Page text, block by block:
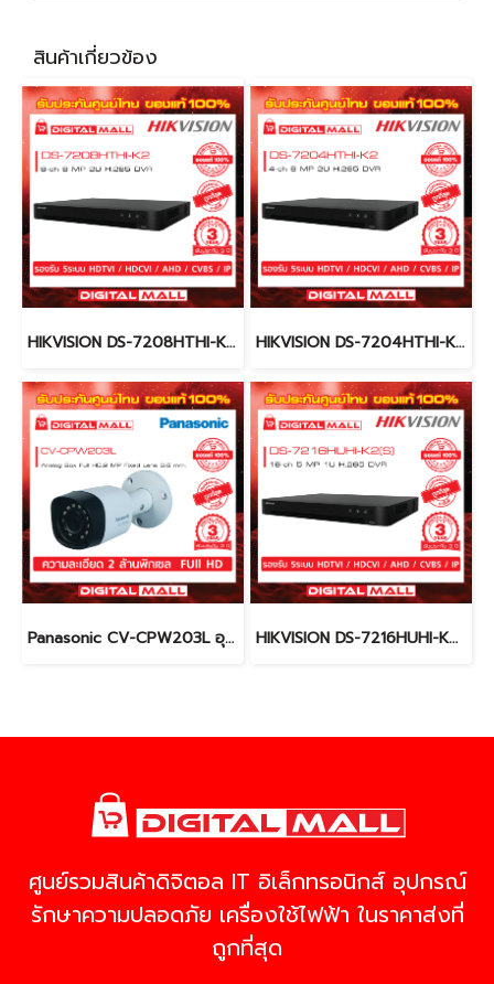
สินค้าเกี่ยวข้อง
HIKVISION DS-7208HTHI-K2 เครื่องบันทึกภาพ (DVR) HIKVISION DS-7204HTHI-K2 เครื่องบันทึกภาพ (DVR)
Panasonic CV-CPW203L อุปกรณ์กล้องวงจรปิด (CCTV) HIKVISION DS-7216HUHI-K2(S) เครื่องบันทึกภาพ (DVR)
ศูนย์รวมสินค้าดิจิตอล IT อิเล็กทรอนิกส์ อุปกรณ์
รักษาความปลอดภัย เครื่องใช้ไฟฟ้า ในราคาส่งที่
ถูกที่สุด